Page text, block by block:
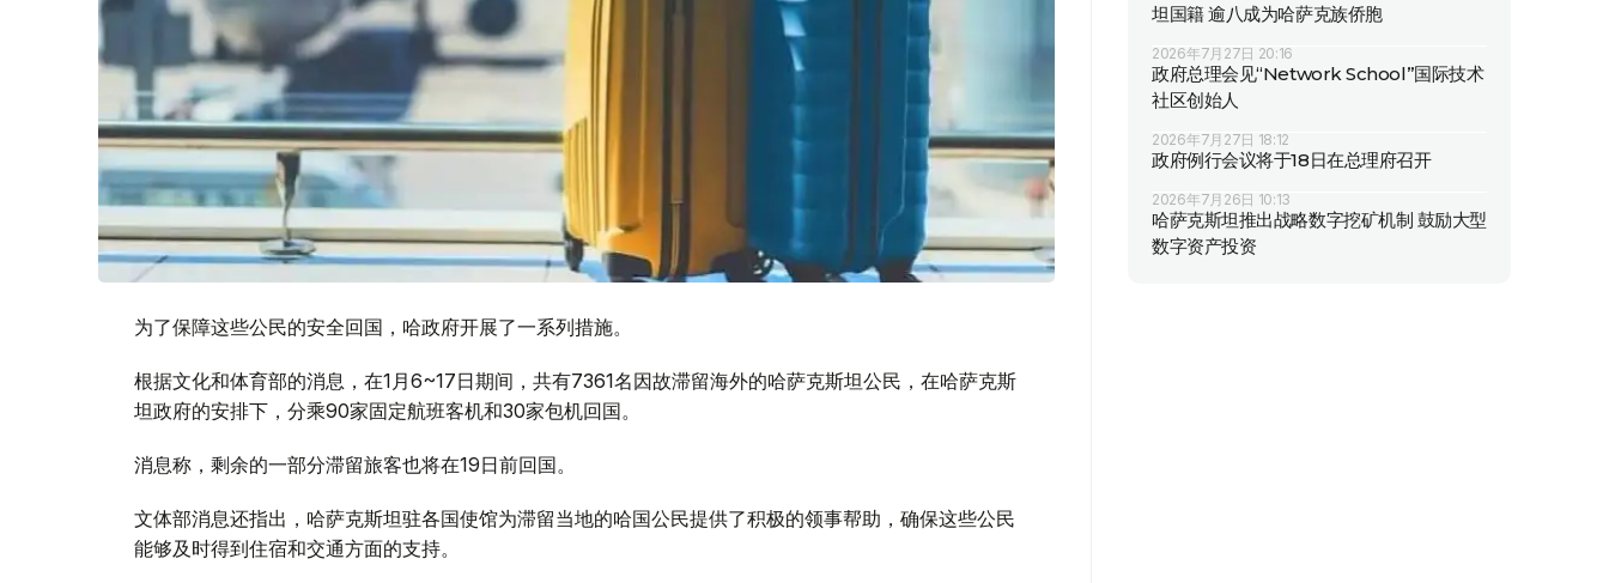
为了保障这些公民的安全回国，哈政府开展了一系列措施。
根据文化和体育部的消息，在1月6~17日期间，共有7361名因故滞留海外的哈萨克斯坦公民，在哈萨克斯
坦政府的安排下，分乘90家固定航班客机和30家包机回国。
消息称，剩余的一部分滞留旅客也将在19日前回国。
文体部消息还指出，哈萨克斯坦驻各国使馆为滞留当地的哈国公民提供了积极的领事帮助，确保这些公民
能够及时得到住宿和交通方面的支持。
坦国籍 逾八成为哈萨克族侨胞
2026年7月27日 20:16
政府总理会见“Network School”国际技术
社区创始人
2026年7月27日 18:12
政府例行会议将于18日在总理府召开
2026年7月26日 10:13
哈萨克斯坦推出战略数字挖矿机制 鼓励大型
数字资产投资